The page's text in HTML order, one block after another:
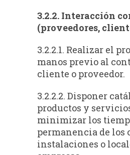
3.2.2. Interacción
(proveedores,
3.2.2.1. Realizar el
manos previo al
cliente o proveedor.
3.2.2.2. Disponer
productos y
minimizar los
permanencia de los
instalaciones o